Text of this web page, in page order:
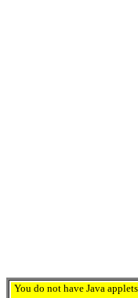
You do not have Java